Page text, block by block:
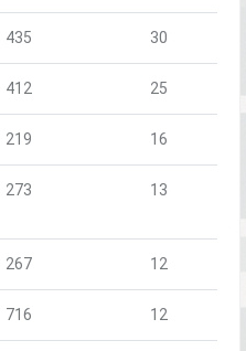
435 30
412 25
219 16
273 13
267 12
716 12